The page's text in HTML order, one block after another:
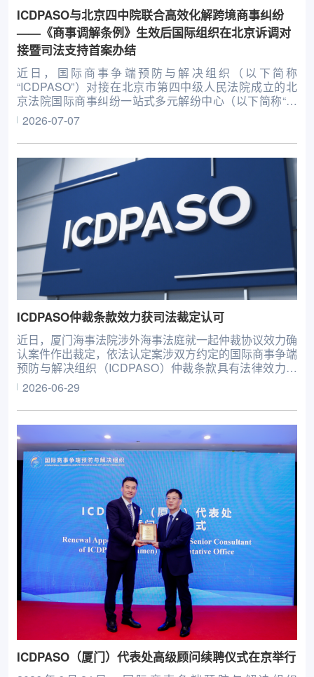
ICDPASO与北京四中院联合高效化解跨境商事纠纷
——《商事调解条例》生效后国际组织在北京诉调对
接暨司法支持首案办结
近日，国际商事争端预防与解决组织（以下简称
“ICDPASO”）对接在北京市第四中级人民法院成立的北
京法院国际商事纠纷一站式多元解纷中心（以下简称“多
元解纷中心”），成功办结一起涉外商事诉调对接暨司法
确认案件。
2026-07-07
ICDPASO仲裁条款效力获司法裁定认可
近日，厦门海事法院涉外海事法庭就一起仲裁协议效力确
认案件作出裁定，依法认定案涉双方约定的国际商事争端
预防与解决组织（ICDPASO）仲裁条款具有法律效力，
为中外当事人选择ICDPASO作为商事仲裁机构提供了司
法支撑。
2026-06-29
ICDPASO（厦门）代表处高级顾问续聘仪式在京举行